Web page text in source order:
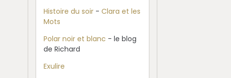
Histoire du soir -Clara et les
Mots
Polar noir et blanc - le blog
de Richard
Exulire